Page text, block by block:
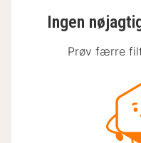
Ingen
Prøv færre